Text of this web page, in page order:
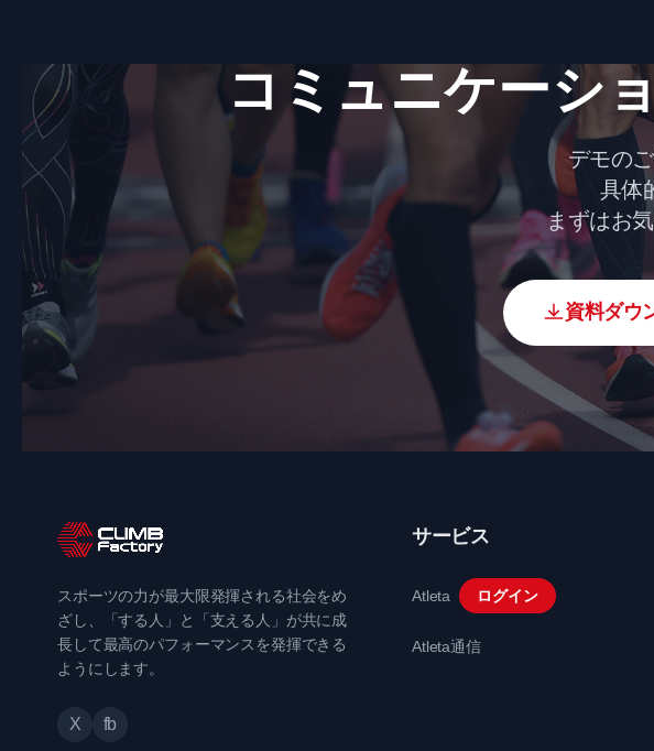
o
k
コミュニケーシ
デモの
具体
まずはお
資料ダウ
スポーツの力が最大限発揮される社会をめ
ざし、「する人」と「支える人」が共に成
長して最高のパフォーマンスを発揮できる
ようにします。
X fb
サービス
Atleta ログイン
Atleta通信